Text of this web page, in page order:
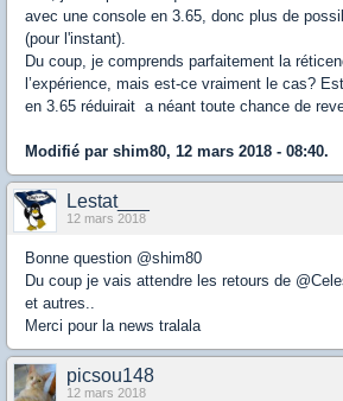
avec une console en 3.65, donc plus de
(pour l'instant).
Du coup, je comprends parfaitement la
l’expérience, mais est-ce vraiment le cas?
en 3.65 réduirait a néant toute chance de
Modifié par shim80, 12 mars 2018 - 08:40.
Lestat___
12 mars 2018
Bonne question @shim80
Du coup je vais attendre les retours de
et autres..
Merci pour la news tralala
picsou148
12 mars 2018